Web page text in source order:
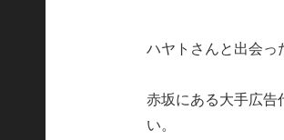
ハヤトさんと出会っ
赤坂にある大手広
い。